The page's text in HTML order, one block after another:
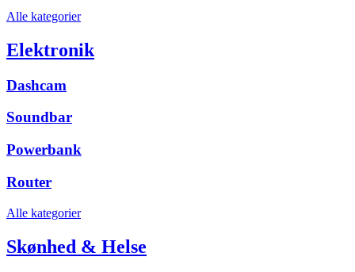
Alle kategorier
Elektronik
Dashcam
Soundbar
Powerbank
Router
Alle kategorier
Skønhed & Helse